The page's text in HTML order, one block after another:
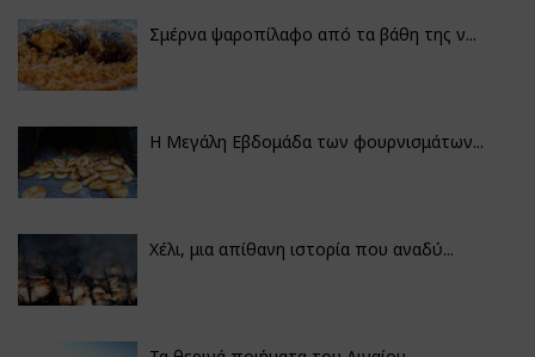
Σμέρνα ψαροπίλαφο από τα βάθη της ν...
Η Μεγάλη Εβδομάδα των φουρνισμάτων...
Χέλι, μια απίθανη ιστορία που αναδύ...